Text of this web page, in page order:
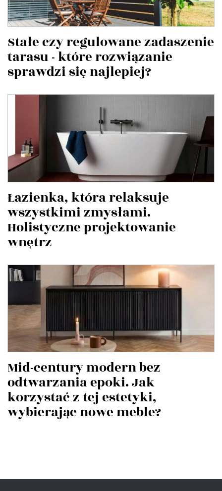
Stałe czy regulowane zadaszenie
tarasu - które rozwiązanie
sprawdzi się najlepiej?
Łazienka, która relaksuje
wszystkimi zmysłami.
Holistyczne projektowanie
wnętrz
Mid-century modern bez
odtwarzania epoki. Jak
korzystać z tej estetyki,
wybierając nowe meble?